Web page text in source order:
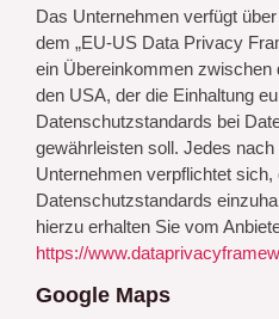
Das Unternehmen verfügt
dem „EU-US Data Privacy
ein Übereinkommen zwischen
den USA, der die Einhaltung
Datenschutzstandards bei
gewährleisten soll. Jedes
Unternehmen verpflichtet sich,
Datenschutzstandards
hierzu erhalten Sie vom
https://
Google Maps